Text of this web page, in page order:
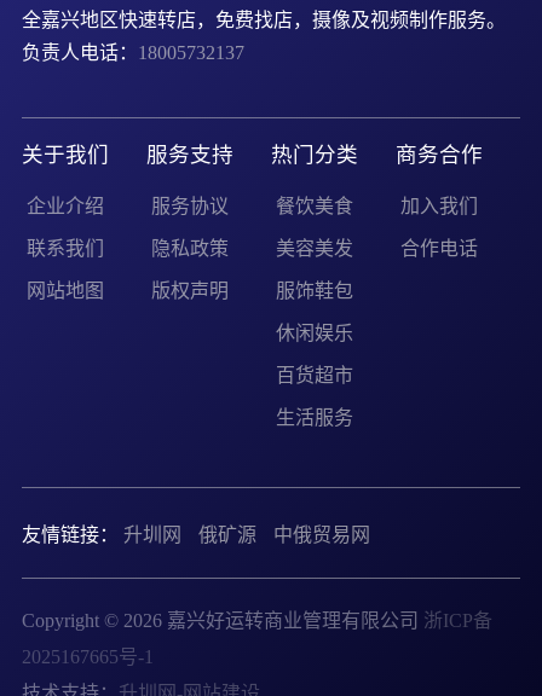
全嘉兴地区快速转店，免费找店，摄像及视频制作服务。
负责人电话： 18005732137
关于我们
企业介绍
联系我们
网站地图
服务支持
服务协议
隐私政策
版权声明
热门分类
餐饮美食
美容美发
服饰鞋包
休闲娱乐
百货超市
生活服务
商务合作
加入我们
合作电话
友情链接： 升圳网 俄矿源 中俄贸易网
Copyright © 2026 嘉兴好运转商业管理有限公司 浙ICP备
2025167665号-1